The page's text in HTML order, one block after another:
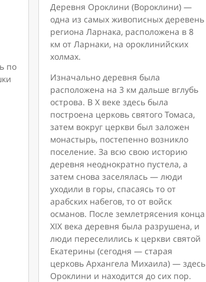
по
Деревня Ороклини (Вороклини) —
одна из самых живописных деревень
региона Ларнака, расположена в 8
км от Ларнаки, на ороклинийских
холмах.
Изначально деревня была
расположена на 3 км дальше вглубь
острова. В X веке здесь была
построена церковь святого Томаса,
затем вокруг церкви был заложен
монастырь, постепенно возникло
поселение. За всю свою историю
деревня неоднократно пустела, а
затем снова заселялась — люди
уходили в горы, спасаясь то от
арабских набегов, то от войск
османов. После землетрясения конца
XIX века деревня была разрушена, и
люди переселились к церкви святой
Екатерины (сегодня — старая
церковь Архангела Михаила) — здесь
Ороклини и находится до сих пор.